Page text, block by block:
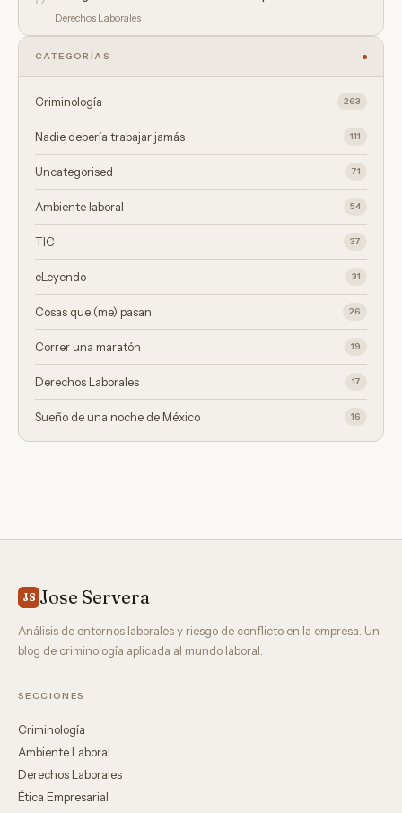
Derechos Laborales
CATEGORÍAS
Criminología 263
Nadie debería trabajar jamás 111
Uncategorised 71
Ambiente laboral 54
TIC 37
eLeyendo 31
Cosas que (me) pasan 26
Correr una maratón 19
Derechos Laborales 17
Sueño de una noche de México 16
JS Jose Servera
Análisis de entornos laborales y riesgo de conflicto en la empresa. Un
blog de criminología aplicada al mundo laboral.
SECCIONES
Criminología
Ambiente Laboral
Derechos Laborales
Ética Empresarial